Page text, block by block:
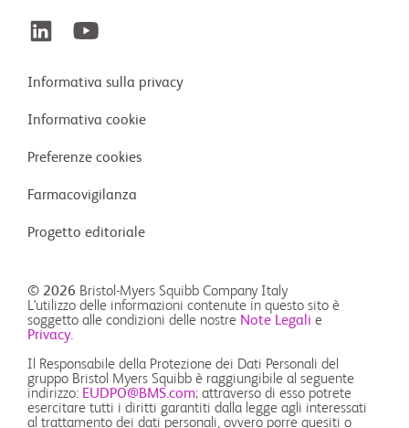
Informativa sulla privacy
Informativa cookie
Preferenze cookies
Farmacovigilanza
Progetto editoriale
© 2026 Bristol-Myers Squibb Company Italy
L'utilizzo delle informazioni contenute in questo sito è
soggetto alle condizioni delle nostre Note Legali e
Privacy.
Il Responsabile della Protezione dei Dati Personali del
gruppo Bristol Myers Squibb è raggiungibile al seguente
indirizzo: EUDPO@BMS.com; attraverso di esso potrete
esercitare tutti i diritti garantiti dalla legge agli interessati
al trattamento dei dati personali, ovvero porre quesiti o